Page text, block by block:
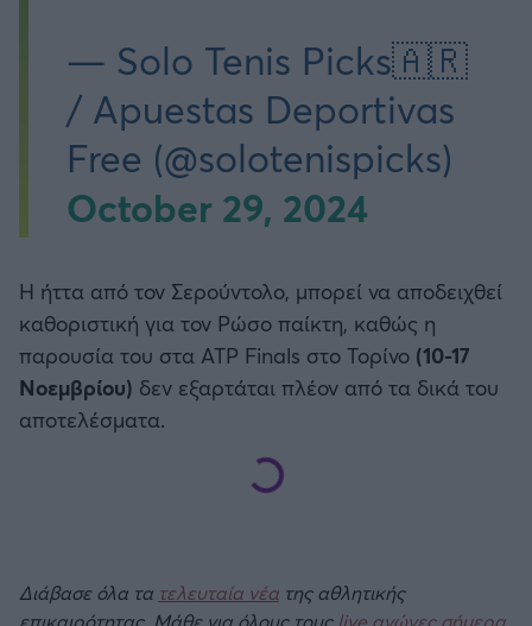
— Solo Tenis Picks🇦🇷
/ Apuestas Deportivas
Free (@solotenispicks)
October 29, 2024
Η ήττα από τον Σερούντολο, μπορεί να αποδειχθεί
καθοριστική για τον Ρώσο παίκτη, καθώς η
παρουσία του στα ATP Finals στο Τορίνο (10-17
Νοεμβρίου) δεν εξαρτάται πλέον από τα δικά του
αποτελέσματα.
Διάβασε όλα τα τελευταία νέα της αθλητικής
επικαιρότητας. Μάθε για όλους τους live αγώνες σήμερα